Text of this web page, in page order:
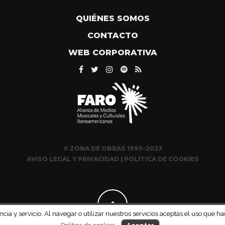
QUIÉNES SOMOS
CONTACTO
WEB CORPORATIVA
© ZONA DE OBRAS 1995-2023
AVISO LEGAL Y PRIVACIDAD | POLÍTICA DE COOKIES
y servicio. Al navegar o utilizar nuestros servicios aceptas el uso que